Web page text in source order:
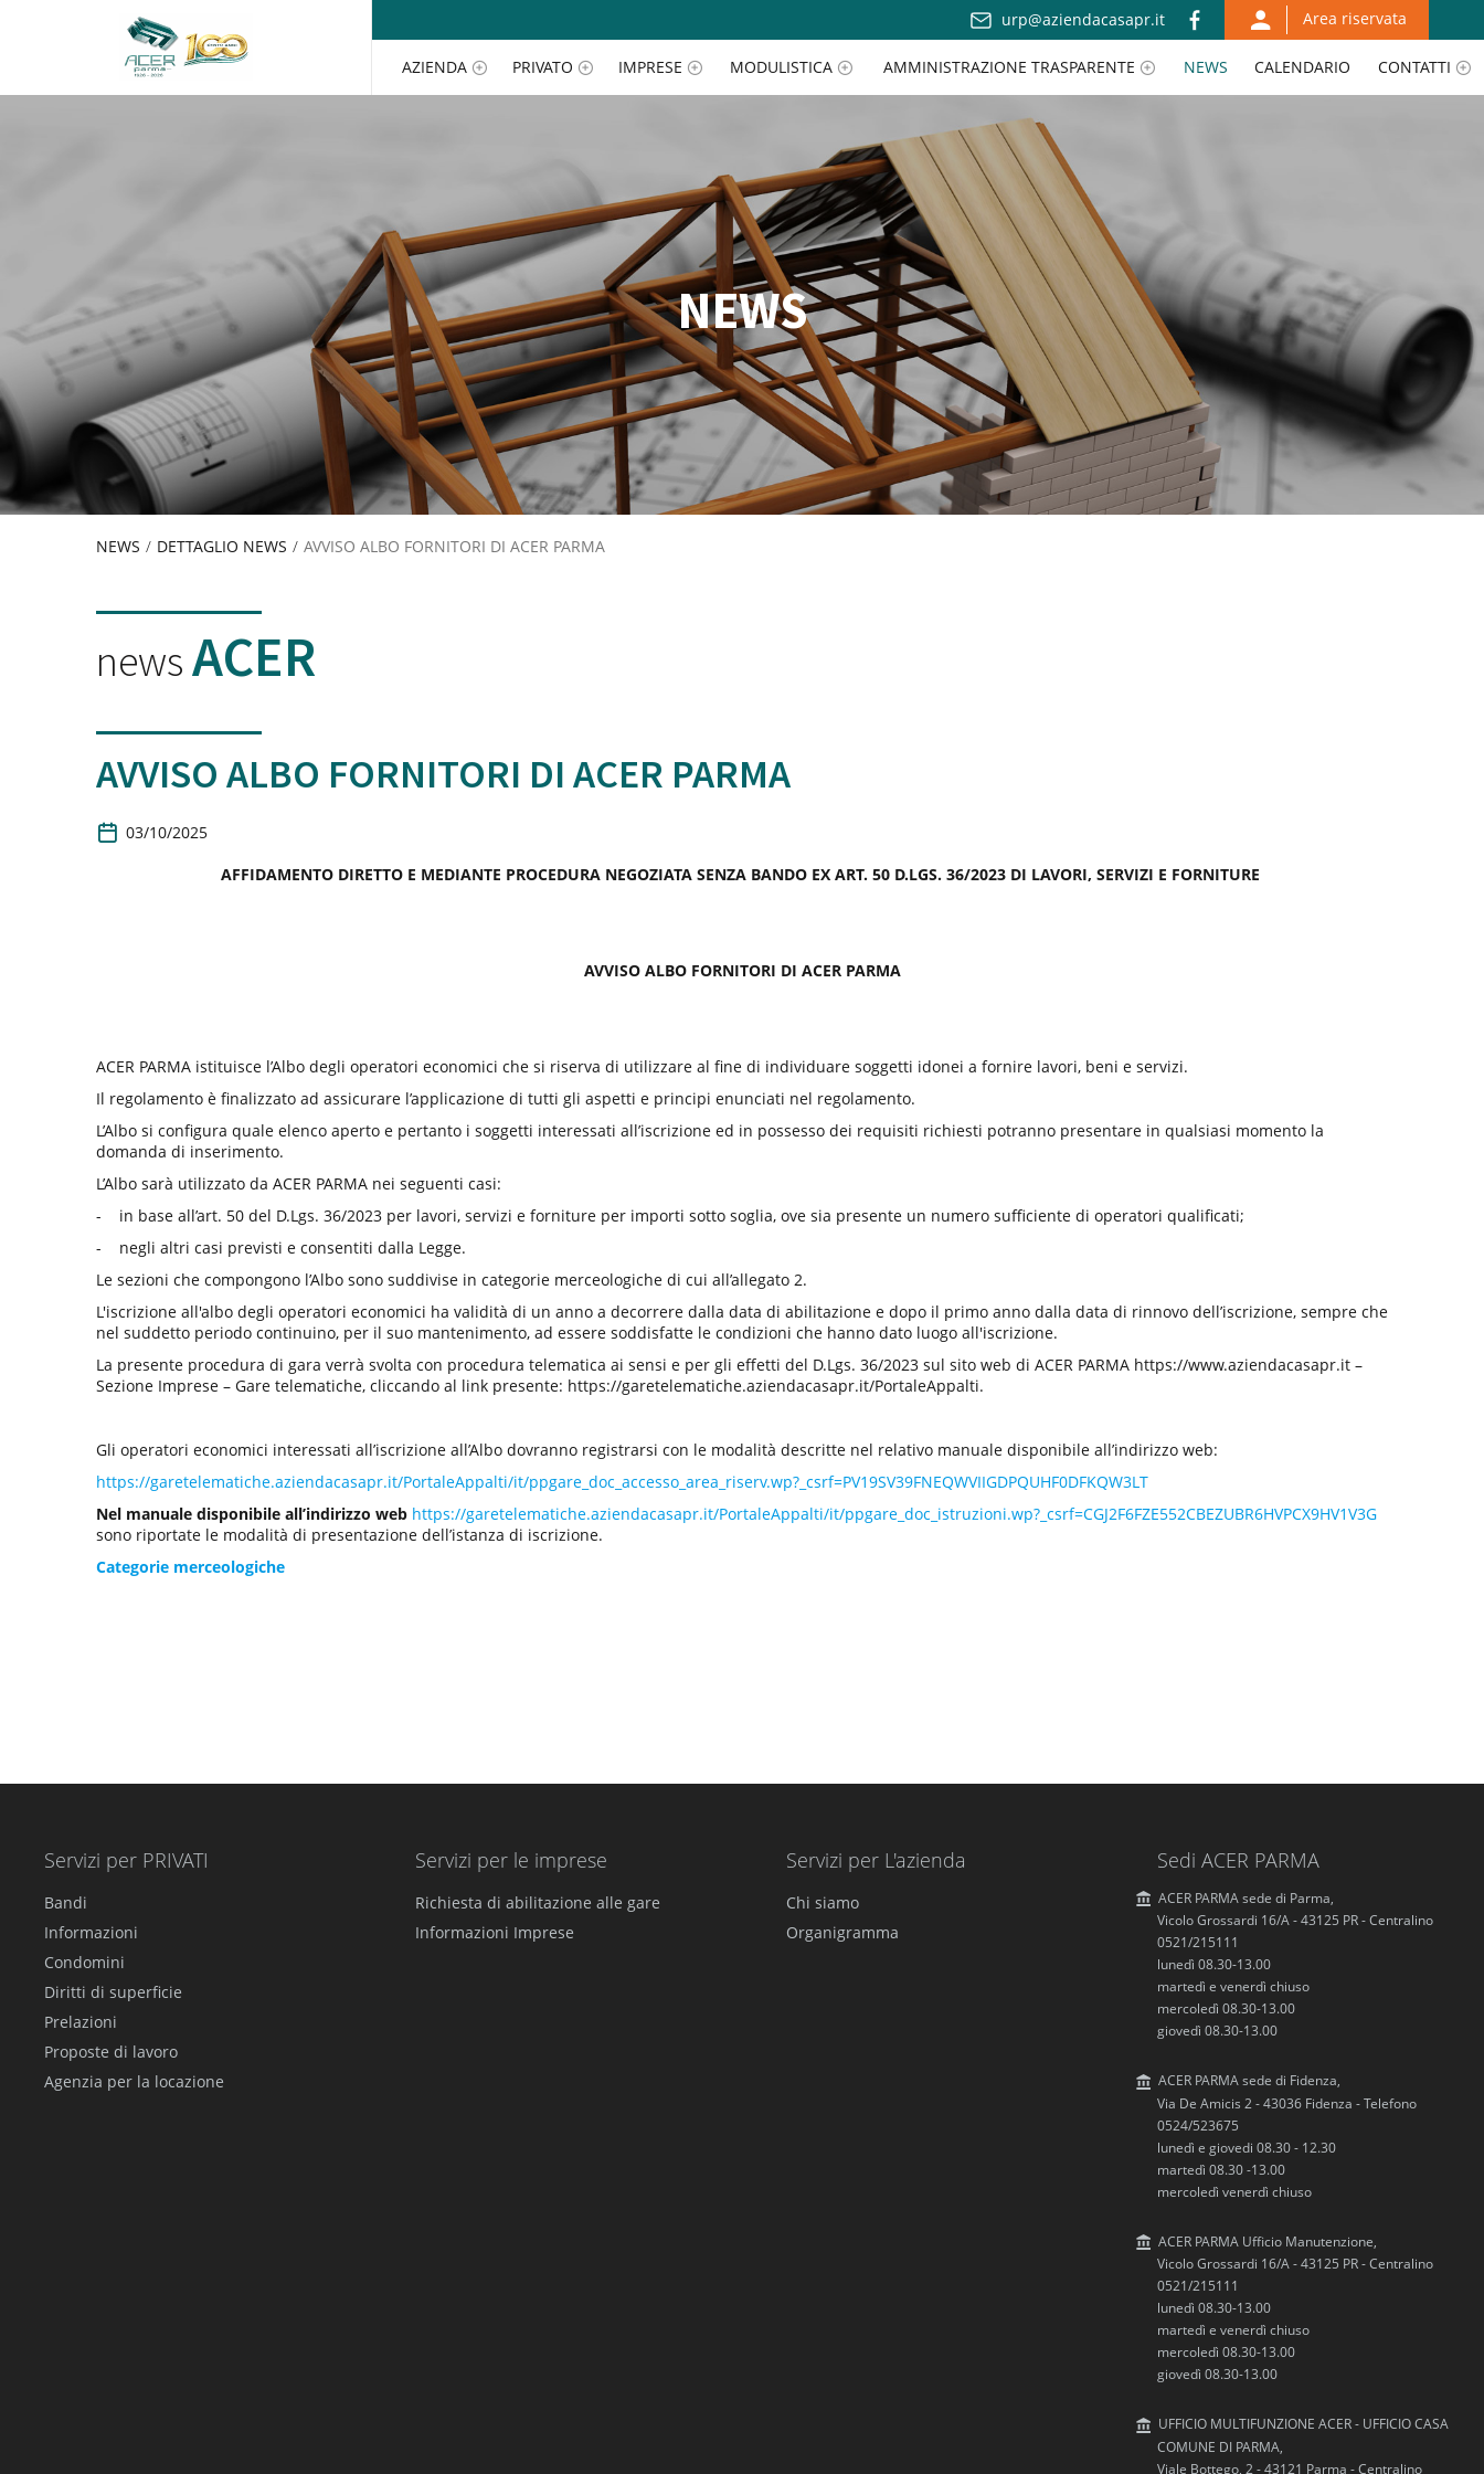
urp@aziendacasapr.it Area riservata
AZIENDA PRIVATO IMPRESE MODULISTICA AMMINISTRAZIONE TRASPARENTE NEWS CALENDARIO CONTATTI
NEWS
NEWS / DETTAGLIO NEWS / AVVISO ALBO FORNITORI DI ACER PARMA
newsACER
AVVISO ALBO FORNITORI DI ACER PARMA
D
i
c
a
i
o
n
03/10/2025
AFFIDAMENTO DIRETTO E MEDIANTE PROCEDURA NEGOZIATA SENZA BANDO EX ART. 50 D.LGS. 36/2023 DI LAVORI, SERVIZI E FORNITURE
AVVISO ALBO FORNITORI DI ACER PARMA
ACER PARMA istituisce l’Albo degli operatori economici che si riserva di utilizzare al fine di individuare soggetti idonei a fornire lavori, beni e servizi.
Il regolamento è finalizzato ad assicurare l’applicazione di tutti gli aspetti e principi enunciati nel regolamento.
L’Albo si configura quale elenco aperto e pertanto i soggetti interessati all’iscrizione ed in possesso dei requisiti richiesti potranno presentare in qualsiasi momento la
domanda di inserimento.
L’Albo sarà utilizzato da ACER PARMA nei seguenti casi:
- in base all’art. 50 del D.Lgs. 36/2023 per lavori, servizi e forniture per importi sotto soglia, ove sia presente un numero sufficiente di operatori qualificati;
- negli altri casi previsti e consentiti dalla Legge.
Le sezioni che compongono l’Albo sono suddivise in categorie merceologiche di cui all’allegato 2.
L'iscrizione all'albo degli operatori economici ha validità di un anno a decorrere dalla data di abilitazione e dopo il primo anno dalla data di rinnovo dell’iscrizione, sempre che
nel suddetto periodo continuino, per il suo mantenimento, ad essere soddisfatte le condizioni che hanno dato luogo all'iscrizione.
La presente procedura di gara verrà svolta con procedura telematica ai sensi e per gli effetti del D.Lgs. 36/2023 sul sito web di ACER PARMA https://www.aziendacasapr.it –
Sezione Imprese – Gare telematiche, cliccando al link presente: https://garetelematiche.aziendacasapr.it/PortaleAppalti.
Gli operatori economici interessati all’iscrizione all’Albo dovranno registrarsi con le modalità descritte nel relativo manuale disponibile all’indirizzo web:
https://garetelematiche.aziendacasapr.it/PortaleAppalti/it/ppgare_doc_accesso_area_riserv.wp?_csrf=PV19SV39FNEQWVIIGDPQUHF0DFKQW3LT
Nel manuale disponibile all’indirizzo web https://garetelematiche.aziendacasapr.it/PortaleAppalti/it/ppgare_doc_istruzioni.wp?_csrf=CGJ2F6FZE552CBEZUBR6HVPCX9HV1V3G
sono riportate le modalità di presentazione dell’istanza di iscrizione.
Categorie merceologiche
Servizi per PRIVATI
Bandi
Informazioni
Condomini
Diritti di superficie
Prelazioni
Proposte di lavoro
Agenzia per la locazione
Servizi per le imprese
Richiesta di abilitazione alle gare
Informazioni Imprese
Servizi per L'azienda
Chi siamo
Organigramma
Sedi ACER PARMA
ACER PARMA sede di Parma,
Vicolo Grossardi 16/A - 43125 PR - Centralino
0521/215111
lunedì 08.30-13.00
martedì e venerdì chiuso
mercoledì 08.30-13.00
giovedì 08.30-13.00
ACER PARMA sede di Fidenza,
Via De Amicis 2 - 43036 Fidenza - Telefono
0524/523675
lunedì e giovedi 08.30 - 12.30
martedì 08.30 -13.00
mercoledì venerdì chiuso
ACER PARMA Ufficio Manutenzione,
Vicolo Grossardi 16/A - 43125 PR - Centralino
0521/215111
lunedì 08.30-13.00
martedì e venerdì chiuso
mercoledì 08.30-13.00
giovedì 08.30-13.00
UFFICIO MULTIFUNZIONE ACER - UFFICIO CASA
COMUNE DI PARMA,
Viale Bottego, 2 - 43121 Parma - Centralino